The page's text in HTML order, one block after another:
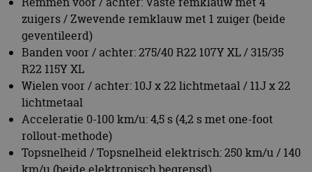
Topsnelheid / Topsnelheid elektrisch: 250 km/u / 140
km/u (beide elektronisch begrensd)
Elektrische actieradius (WLTP): 81 – 98 km
Brandstofverbruik gewogen gecombineerd (WLTP):
6,2 – 5,7 l/100 km
CO2-emissie uit brandstof (WLTP): 141 – 129 g/km
Elektriciteitsverbruik gewogen gecombineerd
(WLTP): 13,5 – 13,2 kWh/100 km
Emissieklasse: EU7